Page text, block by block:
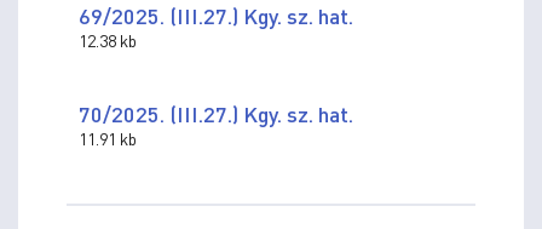
69/2025. (III.27.) Kgy. sz. hat.
12.38 kb
70/2025. (III.27.) Kgy. sz. hat.
11.91 kb